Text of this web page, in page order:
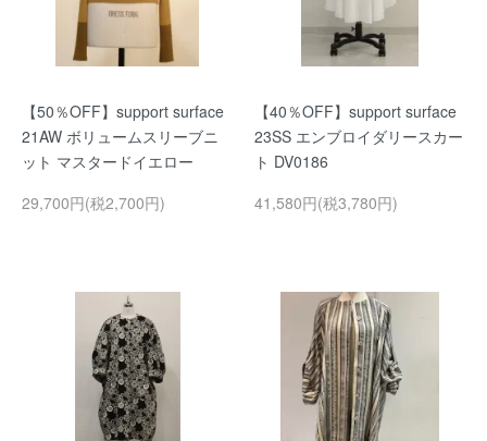
【50％OFF】support surface
21AW ボリュームスリーブニ
ット マスタードイエロー
29,700円(税2,700円)
【40％OFF】support surface
23SS エンブロイダリースカー
ト DV0186
41,580円(税3,780円)